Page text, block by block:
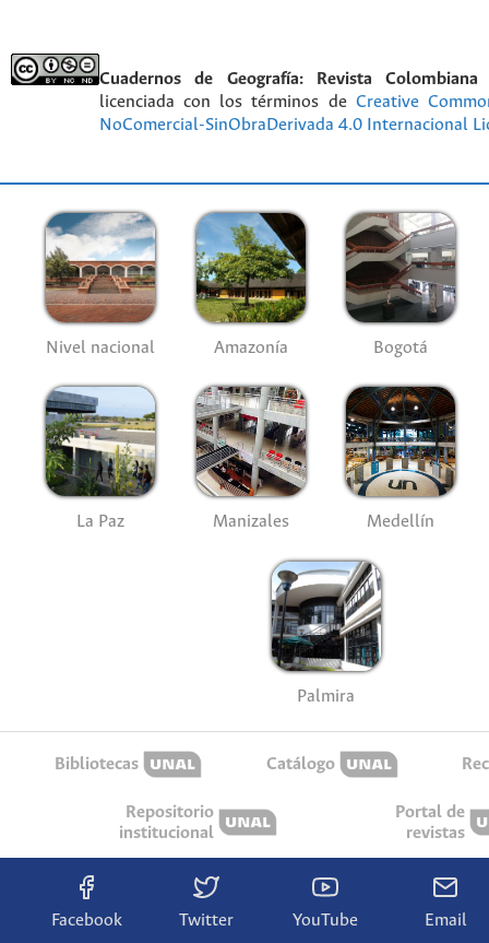
Cuadernos de Geografía: Revista Colombiana
licenciada con los términos de Creative
NoComercial-SinObraDerivada 4.0 Internacional
Nivel nacional Amazonía Bogotá
La Paz Manizales Medellín
Palmira
Bibliotecas Catálogo
Repositorio
institucional
Portal de
revistas
Facebook Twitter YouTube Email